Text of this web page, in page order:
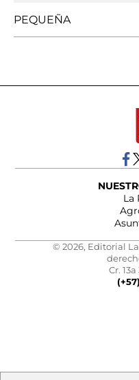
PEQUEÑA
La
© 2026, Editorial La
Cr.